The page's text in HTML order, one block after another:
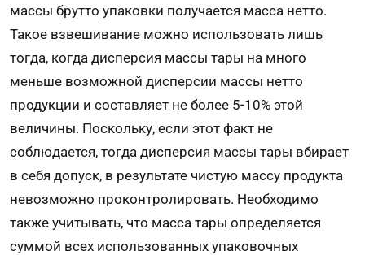
массы брутто упаковки получается масса нетто.
Такое взвешивание можно использовать лишь
тогда, когда дисперсия массы тары на много
меньше возможной дисперсии массы нетто
продукции и составляет не более 5-10% этой
величины. Поскольку, если этот факт не
соблюдается, тогда дисперсия массы тары вбирает
в себя допуск, в результате чистую массу продукта
невозможно проконтролировать. Необходимо
также учитывать, что масса тары определяется
суммой всех использованных упаковочных